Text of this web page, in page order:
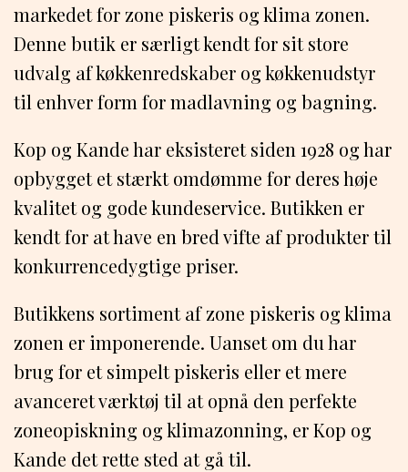
markedet for zone piskeris og klima zonen.
Denne butik er særligt kendt for sit store
udvalg af køkkenredskaber og køkkenudstyr
til enhver form for madlavning og bagning.
Kop og Kande har eksisteret siden 1928 og har
opbygget et stærkt omdømme for deres høje
kvalitet og gode kundeservice. Butikken er
kendt for at have en bred vifte af produkter til
konkurrencedygtige priser.
Butikkens sortiment af zone piskeris og klima
zonen er imponerende. Uanset om du har
brug for et simpelt piskeris eller et mere
avanceret værktøj til at opnå den perfekte
zoneopiskning og klimazonning, er Kop og
Kande det rette sted at gå til.